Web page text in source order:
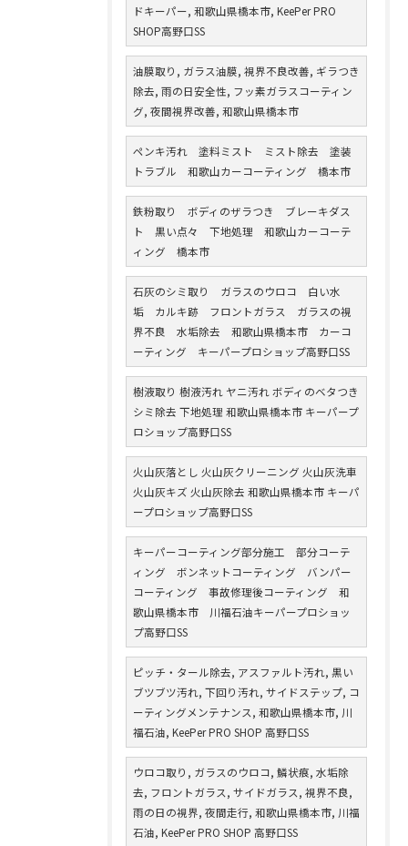
ドキーパー, 和歌山県橋本市, KeePer PRO
SHOP高野口SS
油膜取り, ガラス油膜, 視界不良改善, ギラつき
除去, 雨の日安全性, フッ素ガラスコーティン
グ, 夜間視界改善, 和歌山県橋本市
ペンキ汚れ 塗料ミスト ミスト除去 塗装
トラブル 和歌山カーコーティング 橋本市
鉄粉取り ボディのザラつき ブレーキダス
ト 黒い点々 下地処理 和歌山カーコーテ
ィング 橋本市
石灰のシミ取り ガラスのウロコ 白い水
垢 カルキ跡 フロントガラス ガラスの視
界不良 水垢除去 和歌山県橋本市 カーコ
ーティング キーパープロショップ高野口SS
樹液取り 樹液汚れ ヤニ汚れ ボディのベタつき
シミ除去 下地処理 和歌山県橋本市 キーパープ
ロショップ高野口SS
火山灰落とし 火山灰クリーニング 火山灰洗車
火山灰キズ 火山灰除去 和歌山県橋本市 キーパ
ープロショップ高野口SS
キーパーコーティング部分施工 部分コーテ
ィング ボンネットコーティング バンパー
コーティング 事故修理後コーティング 和
歌山県橋本市 川福石油キーパープロショッ
プ高野口SS
ピッチ・タール除去, アスファルト汚れ, 黒い
ブツブツ汚れ, 下回り汚れ, サイドステップ, コ
ーティングメンテナンス, 和歌山県橋本市, 川
福石油, KeePer PRO SHOP 高野口SS
ウロコ取り, ガラスのウロコ, 鱗状痕, 水垢除
去, フロントガラス, サイドガラス, 視界不良,
雨の日の視界, 夜間走行, 和歌山県橋本市, 川福
石油, KeePer PRO SHOP 高野口SS